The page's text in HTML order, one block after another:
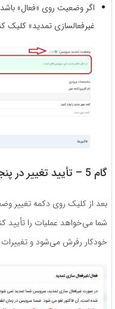
اگر وضعیت روی «فعال»
غیرفعالسازی تمدید» کلیک
گام 5 – تأیید تغییر در پنجره پاپ‌آپ
بعد از کلیک روی دکمه تغییر
شما می‌خواهد عملیات را تأیید
خودکار رفرش می‌شود و